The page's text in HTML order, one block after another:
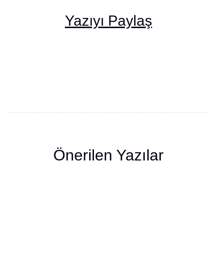
Yazıyı Paylaş
Önerilen Yazılar